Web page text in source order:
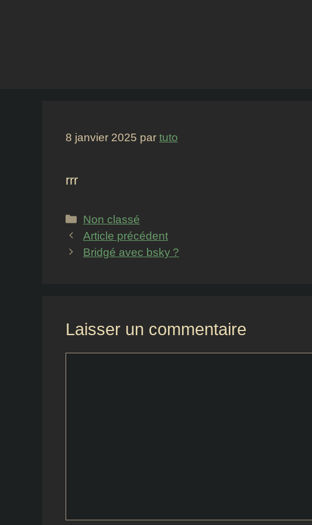
8 janvier 2025 par tuto
rrr
Catégories
Non classé
Article précédent
Bridgé avec bsky ?
Laisser un commentaire